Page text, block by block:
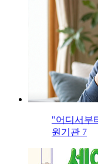
"어디서부
원기관 7